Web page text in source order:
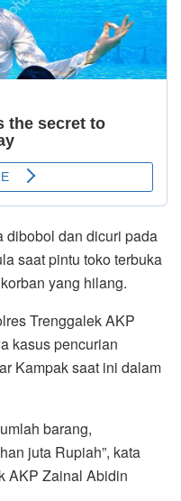
dibobol dan dicuri pada
saat pintu toko terbuka
yang hilang.
Trenggalek AKP
kasus pencurian
Kampak saat ini dalam
barang,
juta Rupiah”, kata
AKP Zainal Abidin